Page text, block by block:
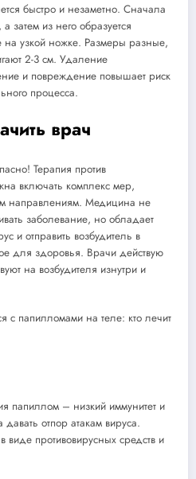
быстро и незаметно. Сначала
затем из него образуется
узкой ножке. Размеры разные,
2-3 см. Удаление
и повреждение повышает риск
процесса.
врач
Терапия против
включать комплекс мер,
направлениям. Медицина не
заболевание, но обладает
и отправить возбудитель в
для здоровья. Врачи действую
на возбудителя изнутри и
папиллом – низкий иммунитет и
давать отпор атакам вируса.
виде противовирусных средств и